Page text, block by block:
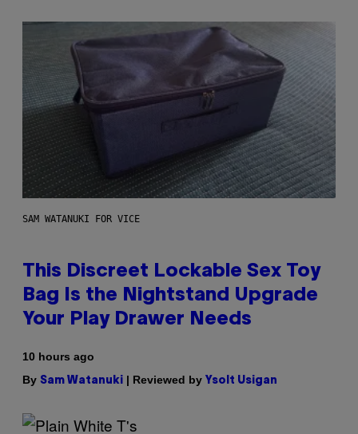
SAM WATANUKI FOR VICE
This Discreet Lockable Sex Toy
Bag Is the Nightstand Upgrade
Your Play Drawer Needs
10 hours ago
By Sam Watanuki | Reviewed by Ysolt Usigan